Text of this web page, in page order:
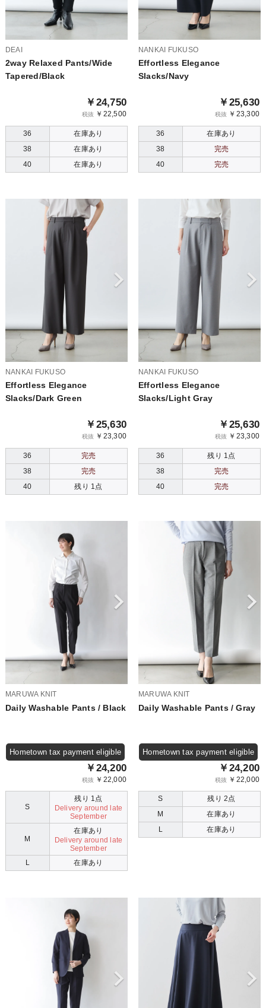
DEAI
2way Relaxed Pants/Wide
Tapered/Black
￥24,750
税抜 ￥22,500
36
在庫あり
38
在庫あり
40
在庫あり
NANKAI FUKUSO
Effortless Elegance
Slacks/Navy
￥25,630
税抜 ￥23,300
36
在庫あり
38
完売
40
完売
NANKAI FUKUSO
Effortless Elegance
Slacks/Dark Green
￥25,630
税抜 ￥23,300
36
完売
38
完売
40
残り 1点
NANKAI FUKUSO
Effortless Elegance
Slacks/Light Gray
￥25,630
税抜 ￥23,300
36
残り 1点
38
完売
40
完売
MARUWA KNIT
Daily Washable Pants / Black
Hometown tax payment eligible
￥24,200
税抜 ￥22,000
S
残り 1点
Delivery around late
September
M
在庫あり
Delivery around late
September
L
在庫あり
MARUWA KNIT
Daily Washable Pants / Gray
Hometown tax payment eligible
￥24,200
税抜 ￥22,000
S
残り 2点
M
在庫あり
L
在庫あり